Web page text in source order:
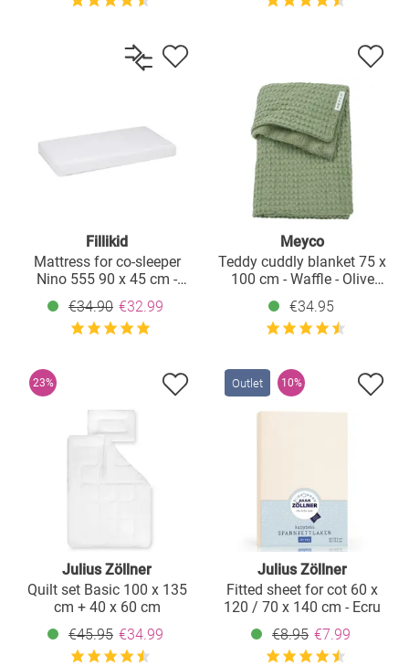
Fillikid
Mattress for co-sleeper
Nino 555 90 x 45 cm -
White
€34.90 €32.99
Meyco
Teddy cuddly blanket 75 x
100 cm - Waffle - Olive
Green
€34.95
23%
Julius Zöllner
Quilt set Basic 100 x 135
cm + 40 x 60 cm
€45.95 €34.99
Outlet 10%
Julius Zöllner
Fitted sheet for cot 60 x
120 / 70 x 140 cm - Ecru
€8.95 €7.99